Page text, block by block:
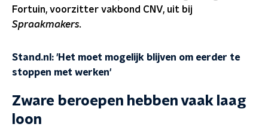
Fortuin, voorzitter vakbond CNV, uit bij
Spraakmakers.
Stand.nl: 'Het moet mogelijk blijven om eerder te
stoppen met werken'
Zware beroepen hebben vaak laag
loon